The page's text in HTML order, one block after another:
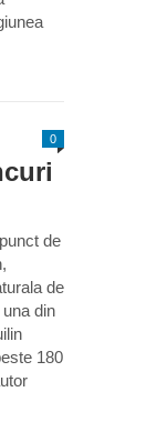
0
de
de
din
180